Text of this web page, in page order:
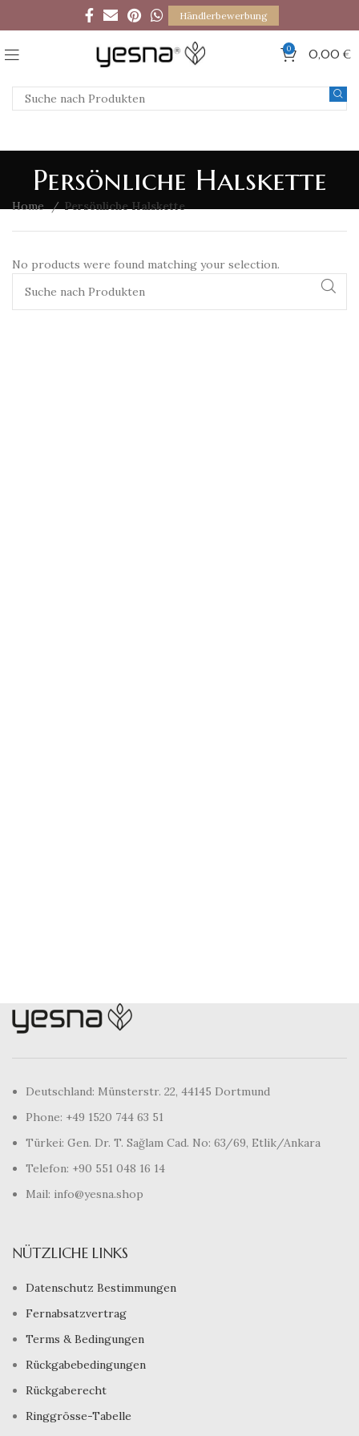
Händlerbewerbung
0 0,00 €
Persönliche Halskette
Home Persönliche Halskette
No products were found matching your selection.
Deutschland: Münsterstr. 22, 44145 Dortmund
Phone: +49 1520 744 63 51
Türkei: Gen. Dr. T. Sağlam Cad. No: 63/69, Etlik/Ankara
Telefon: +90 551 048 16 14
Mail: info@yesna.shop
NÜTZLICHE LINKS
Datenschutz Bestimmungen
Fernabsatzvertrag
Terms & Bedingungen
Rückgabebedingungen
Rückgaberecht
Ringgrösse-Tabelle